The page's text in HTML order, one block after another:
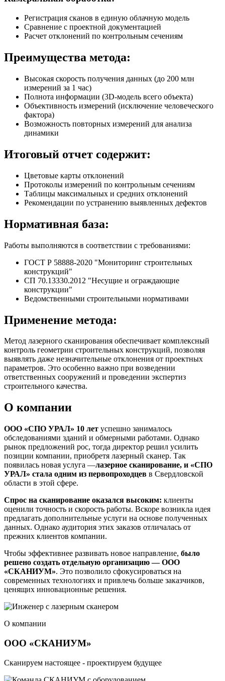
Регистрация сканов в единую облачную модель
Сравнение с проектной документацией
Расчет отклонений по контрольным сечениям
Преимущества метода:
Высокая скорость получения данных (до 200 млн
измерений за 1 час)
Полнота информации (3D-модель всего объекта)
Объективность измерений (исключение человеческого
фактора)
Возможность повторных измерений для анализа
динамики
Итоговый отчет содержит:
Цветовые карты отклонений
Протоколы измерений по контрольным сечениям
Таблицы максимальных и средних отклонений
Рекомендации по устранению выявленных дефектов
Нормативная база:
Работы выполняются в соответствии с требованиями:
ГОСТ Р 58888-2020 "Мониторинг строительных
конструкций"
СП 70.13330.2012 "Несущие и ограждающие
конструкции"
Ведомственными строительными нормативами
Применение метода:
Метод лазерного сканирования обеспечивает комплексный
контроль геометрии строительных конструкций, позволяя
выявлять даже незначительные отклонения от проектных
параметров. Это особенно важно при возведении
ответственных сооружений и проведении экспертиз
строительного качества.
О компании
ООО «СПО УРАЛ» 10 лет успешно занималось
обследованиями зданий и обмерными работами. Однако
рынок предложений рос, тогда директор решил усилить
позиции компании, приобретя лазерный сканер. Так
появилась новая услуга —лазерное сканирование, и «СПО
УРАЛ» стала одним из первопроходцев в Свердловской
области в этой сфере.
Спрос на сканирование оказался высоким: клиенты
оценили точность и скорость работы. Вскоре возникла идея
предлагать дополнительные услуги на основе полученных
данных. Однако аудитория этих заказов отличалась от
прежних клиентов компании.
Чтобы эффективнее развивать новое направление, было
решено создать отдельную организацию — ООО
«СКАНИУМ». Это позволило сфокусироваться на
современных технологиях и привлечь больше заказчиков,
ценящих инновационные решения.
О компании
ООО «СКАНИУМ»
Сканируем настоящее - проектируем будущее